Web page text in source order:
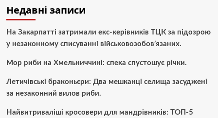
Недавні записи
На Закарпатті затримали екс-керівників ТЦК за підозрою
у незаконному списуванні військовозобов’язаних.
Мор риби на Хмельниччині: спека спустошує річки.
Летичівські браконьєри: Два мешканці селища засуджені
за незаконний вилов риби.
Найвитриваліші кросовери для мандрівників: ТОП-5